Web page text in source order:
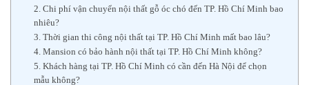
2. Chi phí vận chuyển nội thất gỗ óc chó đến TP. Hồ Chí Minh bao
nhiêu?
3. Thời gian thi công nội thất tại TP. Hồ Chí Minh mất bao lâu?
4. Mansion có bảo hành nội thất tại TP. Hồ Chí Minh không?
5. Khách hàng tại TP. Hồ Chí Minh có cần đến Hà Nội để chọn
mẫu không?